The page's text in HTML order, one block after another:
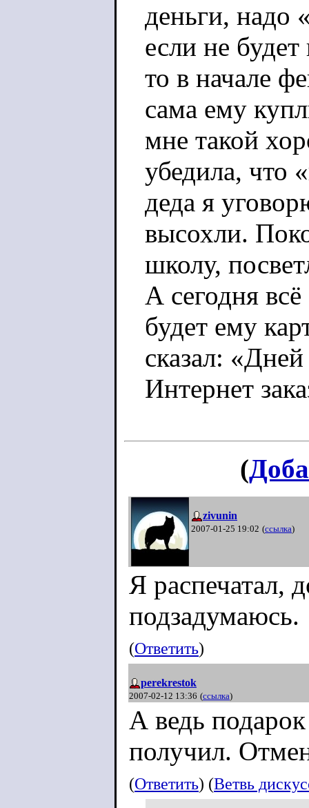
деньги, надо
если не будет
то в начале
сама ему
мне такой
убедила, что
деда я
высохли.
школу,
А сегодня
будет ему
сказал:
Интернет
(
zivunin
2007-01-25 19:02 (ссылка)
Я распечатал,
подзадумаюсь.
(Ответить)
perekrestok
2007-02-12 13:36 (ссылка)
А ведь
получил.
(Ответить) (Ветвь